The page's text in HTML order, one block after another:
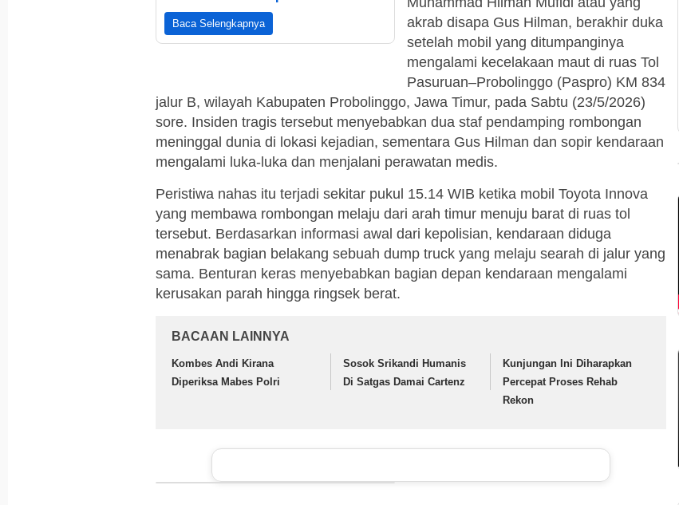
Baca Selengkapnya
akrab disapa Gus Hilman, berakhir duka
setelah mobil yang ditumpanginya
mengalami kecelakaan maut di ruas Tol
Pasuruan–Probolinggo (Paspro) KM 834
jalur B, wilayah Kabupaten Probolinggo, Jawa Timur, pada Sabtu (23/5/2026)
sore. Insiden tragis tersebut menyebabkan dua staf pendamping rombongan
meninggal dunia di lokasi kejadian, sementara Gus Hilman dan sopir kendaraan
mengalami luka-luka dan menjalani perawatan medis.
Peristiwa nahas itu terjadi sekitar pukul 15.14 WIB ketika mobil Toyota Innova
yang membawa rombongan melaju dari arah timur menuju barat di ruas tol
tersebut. Berdasarkan informasi awal dari kepolisian, kendaraan diduga
menabrak bagian belakang sebuah dump truck yang melaju searah di jalur yang
sama. Benturan keras menyebabkan bagian depan kendaraan mengalami
kerusakan parah hingga ringsek berat.
BACAAN LAINNYA
Kombes Andi Kirana
Diperiksa Mabes Polri
Sosok Srikandi Humanis
Di Satgas Damai Cartenz
Kunjungan Ini Diharapkan
Percepat Proses Rehab
Rekon